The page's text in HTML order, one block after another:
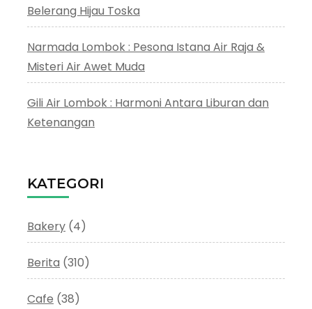
Belerang Hijau Toska
Narmada Lombok : Pesona Istana Air Raja &
Misteri Air Awet Muda
Gili Air Lombok : Harmoni Antara Liburan dan
Ketenangan
KATEGORI
Bakery (4)
Berita (310)
Cafe (38)